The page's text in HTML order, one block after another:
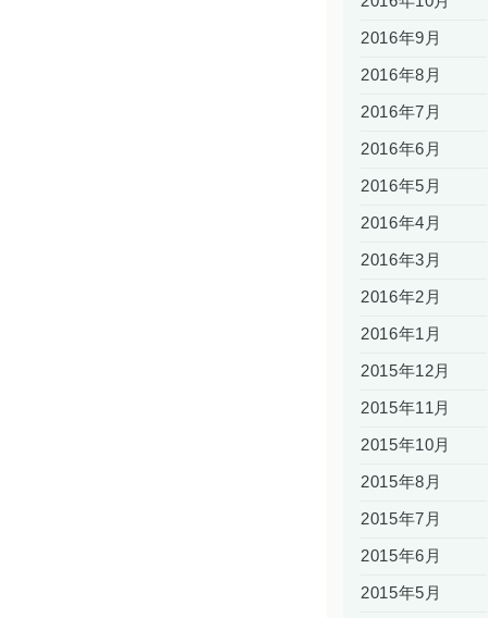
2016年9月
2016年8月
2016年7月
2016年6月
2016年5月
2016年4月
2016年3月
2016年2月
2016年1月
2015年12月
2015年11月
2015年10月
2015年8月
2015年7月
2015年6月
2015年5月